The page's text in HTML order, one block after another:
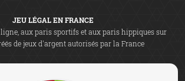
JEU LÉGAL EN FRANCE
aux paris sportifs et aux paris hippiques sur
de jeux d'argent autorisés par la France